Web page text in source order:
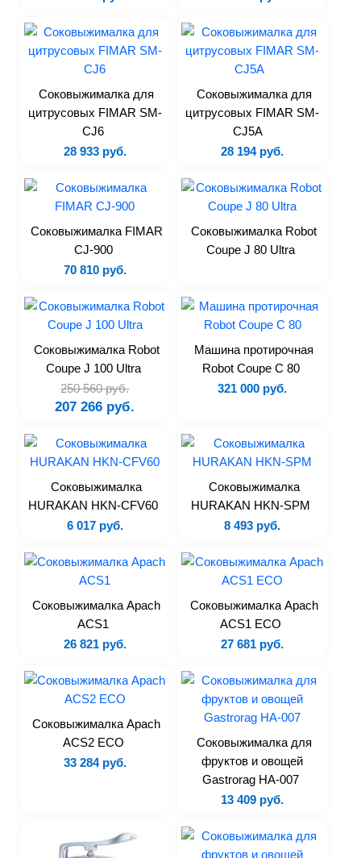
Тепловое
Печи для пиццы
Расстоечные шкафы
Сковороды
Аппараты для варки
Вентиляционные зонты
Печи на твердом топливе
Тостеры
Термостаты
Аксессуары
Картофелечистки
Колбасные шприцы
Куттеры
Машины кухонные
Маринаторы
Миксеры
Овощерезки
Тестомесы
Соковыжималка для
цитрусовых FIMAR SM-
CJ6
28 933 руб.
Соковыжималка для
цитрусовых FIMAR SM-
CJ5A
28 194 руб.
Соковыжималка FIMAR
CJ-900
70 810 руб.
Соковыжималка Robot
Coupe J 80 Ultra
Соковыжималка Robot
Coupe J 100 Ultra
250 560 руб.
207 266 руб.
Машина протирочная
Robot Coupe C 80
321 000 руб.
Соковыжималка
HURAKAN HKN-CFV60
6 017 руб.
Соковыжималка
HURAKAN HKN-SPM
8 493 руб.
Соковыжималка Apach
ACS1
26 821 руб.
Соковыжималка Apach
ACS1 ECO
27 681 руб.
Соковыжималка Apach
ACS2 ECO
33 284 руб.
Соковыжималка для
фруктов и овощей
Gastrorag HA-007
13 409 руб.